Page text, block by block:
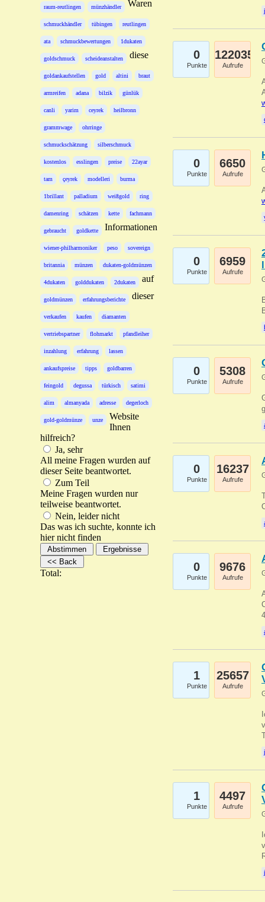
raum-reutlingen münzhändler
schmuckhändler tübingen reutlingen
ata schmuckbewertungen 1dukaten
goldschmuck scheideanstalten
goldankaufstellen gold altini braut
armreifen adana bilzik günlük
canli yarim ceyrek heilbronn
grammwage ohrringe
schmuckschätzung silberschmuck
kostenlos esslingen preise 22ayar
tam çeyrek modelleri burma
1brillant palladium weißgold ring
damenring schätzen kette fachmann
gebraucht goldkette
wiener-philharmoniker peso sovereign
britannia münzen dukaten-goldmünzen
4dukaten golddukaten 2dukaten
goldmünzen erfahrungsberichte
verkaufen kaufen diamanten
vertriebspartner flohmarkt pfandleiher
inzahlung erfahrung lassen
ankaufspreise tipps goldbarren
feingold degussa türkisch satimi
alim almanyada adresse degerloch
gold-goldmünze unze
Waren
diese
Informationen
auf
dieser
Website
Ihnen
hilfreich?
Ja, sehr
All meine Fragen wurden auf
dieser Seite beantwortet.
Zum Teil
Meine Fragen wurden nur
teilweise beantwortet.
Nein, leider nicht
Das was ich suchte, konnte ich
hier nicht finden
Total:
0
Punkte
122035
Aufrufe
0
Punkte
6650
Aufrufe
0
Punkte
6959
Aufrufe
0
Punkte
5308
Aufrufe
0
Punkte
16237
Aufrufe
0
Punkte
9676
Aufrufe
1
Punkte
25657
Aufrufe
1
Punkte
4497
Aufrufe